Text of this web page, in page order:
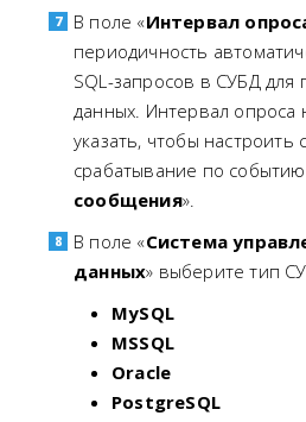
В поле «Интервал
периодичность
SQL-запросов в СУБД для
данных. Интервал опроса
указать, чтобы настроить
срабатывание по
сообщения».
В поле «Система
данных» выберите тип
MySQL
MSSQL
Oracle
PostgreSQL